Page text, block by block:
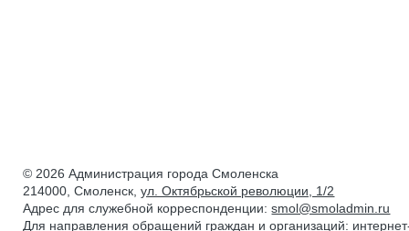
© 2026 Администрация города Смоленска
214000, Смоленск,ул. Октябрьской революции, 1/2
Адрес для служебной корреспонденции:smol@smoladmin.ru
Для направления обращений граждан и организаций: